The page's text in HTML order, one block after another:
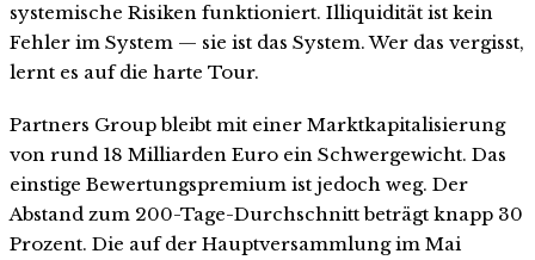
systemische Risiken funktioniert. Illiquidität ist kein
Fehler im System — sie ist das System. Wer das vergisst,
lernt es auf die harte Tour.
Partners Group bleibt mit einer Marktkapitalisierung
von rund 18 Milliarden Euro ein Schwergewicht. Das
einstige Bewertungspremium ist jedoch weg. Der
Abstand zum 200-Tage-Durchschnitt beträgt knapp 30
Prozent. Die auf der Hauptversammlung im Mai